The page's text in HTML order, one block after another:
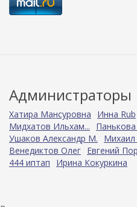
Администраторы
Хатира Мансуровна Инна Rub
Мидхатов Ильхам...
Ушаков Александр М.
Михаил
Венедиктов Олег Евгений
444 иптап
Ирина Кокуркина